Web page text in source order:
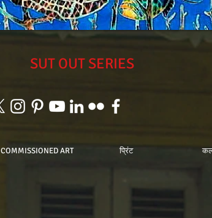
SUT OUT SERIES
COMMISSIONED ART प्रिंट